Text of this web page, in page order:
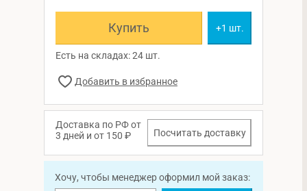
Купить +1 шт.
Есть на складах: 24 шт.
Доставка по РФ от
3 дней и от 150 ₽
Посчитать доставку
Хочу, чтобы менеджер оформил мой заказ: